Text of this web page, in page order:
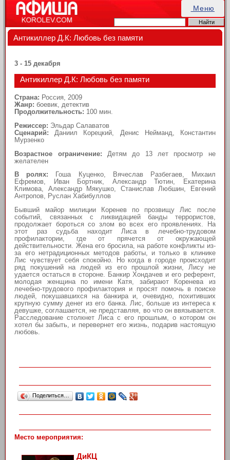
Меню
Антикиллер Д.К: Любовь без памяти
3 - 15 декабря
Антикиллер Д.К: Любовь без памяти
Страна: Россия, 2009
Жанр:боевик, детектив
Продолжительность: 100 мин.
Режиссер: Эльдар Салаватов
Сценарий:Даниил Корецкий, Денис Нейманд, Константин
Мурзенко
Возрастное ограничение: Детям до 13 лет просмотр не
желателен
В ролях:
Гоша Куценко, Вячеслав Разбегаев, Михаил
Ефремов, Иван Бортник, Александр Тютин, Екатерина
Климова, Александр Мякушко, Станислав Любшин, Евгений
Антропов, Руслан Хабибуллов
Бывший майор милиции Коренев по прозвищу Лис после
событий, связанных с ликвидацией банды террористов,
продолжает бороться со злом во всех его проявлениях. На
этот раз судьба находит Лиса в лечебно-трудовом
профилактории, где от прячется от окружающей
действительности. Жена его бросила, на работе конфликты из-
за его нетрадиционных методов работы, и только в клинике
Лис чувствует себя спокойно. Но когда в городе происходит
ряд покушений на людей из его прошлой жизни, Лису не
удается остаться в стороне. Банкир Хондачев и его референт,
молодая женщина по имени Катя, забирают Коренева из
лечебно-трудового профилактория и просят помочь в поиске
людей, покушавшихся на банкира и, очевидно, похитивших
крупную сумму денег из его банка. Лис, больше из интереса к
девушке, соглашается, не представляя, во что он ввязывается.
Расследование столкнет Лиса с его прошлым, о котором он
хотел бы забыть, и перевернет его жизнь, подарив настоящую
любовь.
Поделиться…
Место мероприятия:
ДиКЦ